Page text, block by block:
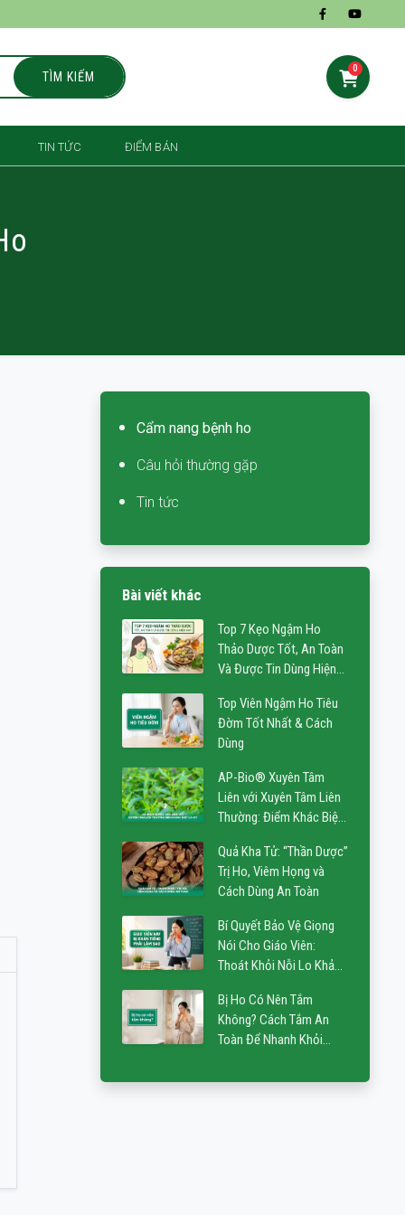
TÌM KIẾM
0
TIN TỨC ĐIỂM BÁN
Cẩm nang bệnh ho
Câu hỏi thường gặp
Tin tức
Bài viết khác
Top 7 Kẹo Ngậm Ho
Thảo Dược Tốt, An Toàn
Và Được Tin Dùng Hiện
Top Viên Ngậm Ho Tiêu
Đờm Tốt Nhất & Cách
Dùng
AP-Bio® Xuyên Tâm
Liên với Xuyên Tâm Liên
Thường: Điểm Khác Biệt
Quả Kha Tử: “Thần Dược”
Trị Ho, Viêm Họng và
Cách Dùng An Toàn
Bí Quyết Bảo Vệ Giọng
Nói Cho Giáo Viên:
Thoát Khỏi Nỗi Lo Khản
Bị Ho Có Nên Tắm
Không? Cách Tắm An
Toàn Để Nhanh Khỏi